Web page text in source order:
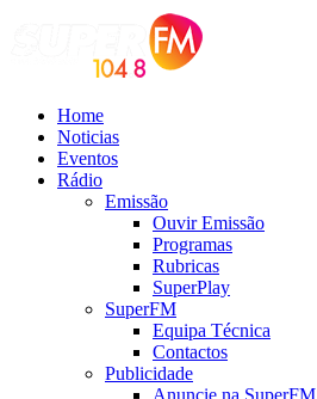
Home
Noticias
Eventos
Rádio
Emissão
Ouvir Emissão
Programas
Rubricas
SuperPlay
SuperFM
Equipa Técnica
Contactos
Publicidade
Anuncie na SuperFM